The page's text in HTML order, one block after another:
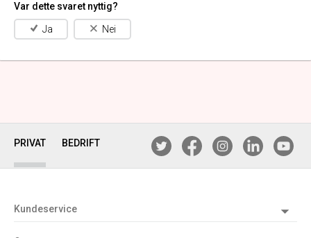
Var dette svaret nyttig?
Ja Nei
PRIVAT BEDRIFT
Kundeservice